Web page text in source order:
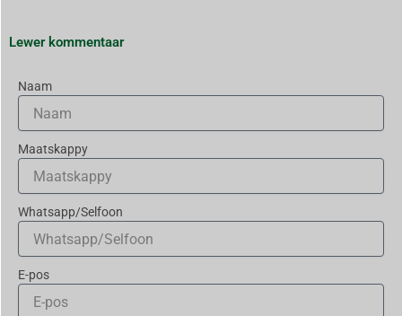
Lewer kommentaar
Naam
Maatskappy
Whatsapp/Selfoon
E-pos